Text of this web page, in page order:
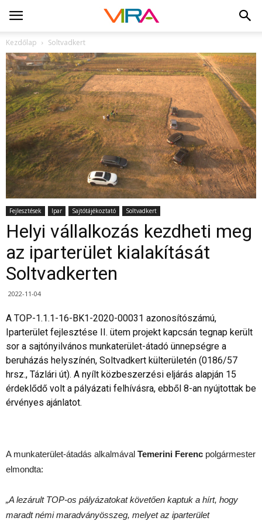
Kezdőlap Soltvadkert
Fejlesztések Ipar Sajtótájékoztató Soltvadkert
Helyi vállalkozás kezdheti meg
az iparterület kialakítását
Soltvadkerten
2022-11-04
A TOP-1.1.1-16-BK1-2020-00031 azonosítószámú,
Iparterület fejlesztése II. ütem projekt kapcsán tegnap került
sor a sajtónyilvános munkaterület-átadó ünnepségre a
beruházás helyszínén, Soltvadkert külterületén (0186/57
hrsz., Tázlári út). A nyílt közbeszerzési eljárás alapján 15
érdeklődő volt a pályázati felhívásra, ebből 8-an nyújtottak be
érvényes ajánlatot.
A munkaterület-átadás alkalmával Temerini Ferenc polgármester
elmondta:
„A lezárult TOP-os pályázatokat követően kaptuk a hírt, hogy
maradt némi maradványösszeg, melyet az iparterület